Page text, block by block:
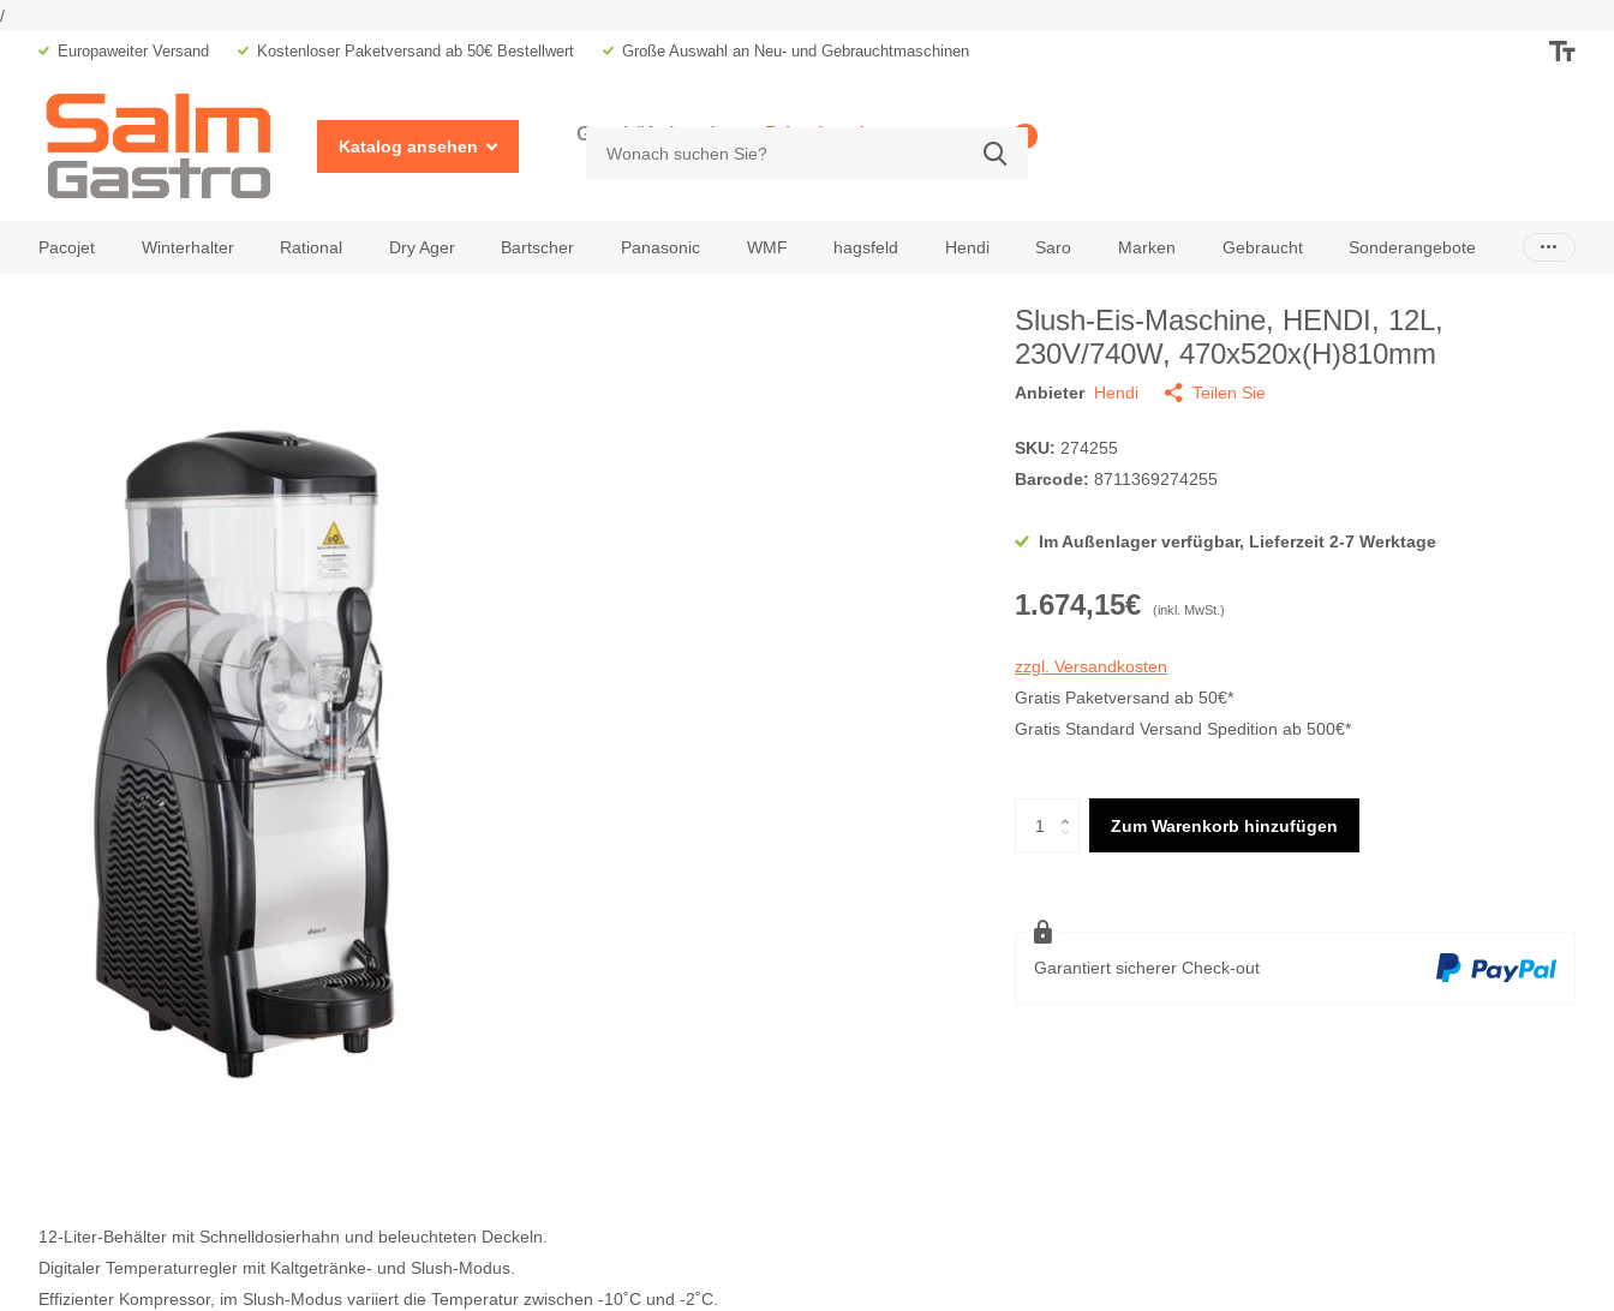
/
Europaweiter Versand Kostenloser Paketversand ab 50€ Bestellwert Große Auswahl an Neu- und Gebrauchtmaschinen
Katalog ansehen
Geschäftskunde
zzgl. MwSt.
Privatkunde 0
Pacojet Winterhalter Rational Dry Ager Bartscher Panasonic WMF hagsfeld Hendi Saro Marken Gebraucht Sonderangebote
12-Liter-Behälter mit Schnelldosierhahn und beleuchteten Deckeln.
Digitaler Temperaturregler mit Kaltgetränke- und Slush-Modus.
Effizienter Kompressor, im Slush-Modus variiert die Temperatur zwischen -10˚C und -2˚C.
Slush-Eis-Maschine, HENDI, 12L,
230V/740W, 470x520x(H)810mm
Anbieter Hendi Teilen Sie
SKU: 274255
Barcode: 8711369274255
Im Außenlager verfügbar, Lieferzeit 2-7 Werktage
1.674,15€ (inkl. MwSt.)
zzgl. Versandkosten
Gratis Paketversand ab 50€*
Gratis Standard Versand Spedition ab 500€*
Zum Warenkorb hinzufügen
Garantiert sicherer Check-out